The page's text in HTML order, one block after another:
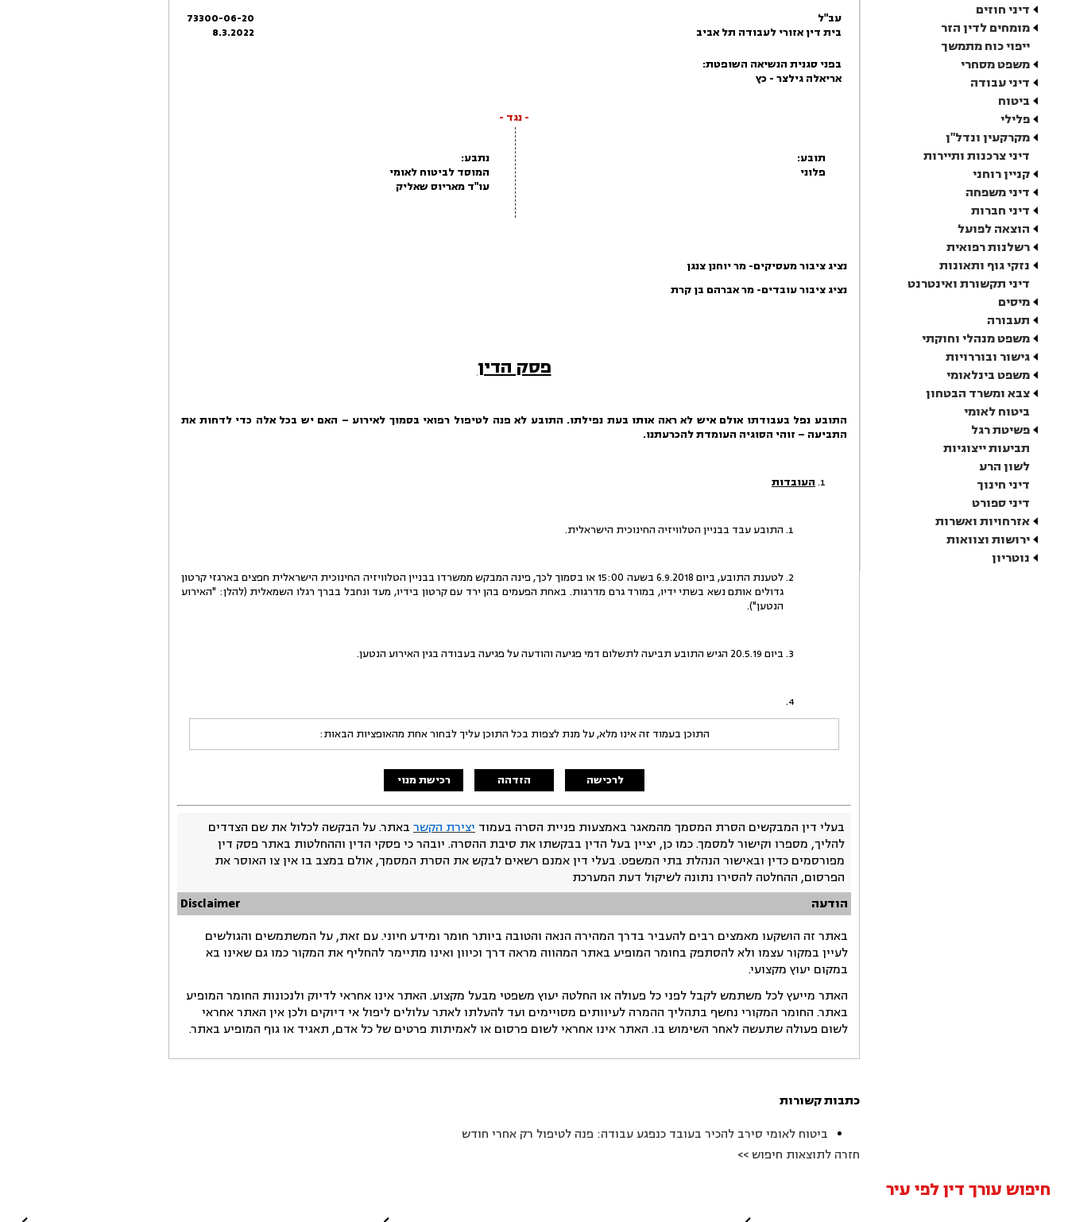
דיני חוזים
מומחים לדין הזר
ייפוי כוח מתמשך
משפט מסחרי
דיני עבודה
ביטוח
פלילי
מקרקעין ונדל"ן
דיני צרכנות ותיירות
קניין רוחני
דיני משפחה
דיני חברות
הוצאה לפועל
רשלנות רפואית
נזקי גוף ותאונות
דיני תקשורת ואינטרנט
מיסים
תעבורה
משפט מנהלי וחוקתי
גישור ובוררויות
משפט בינלאומי
צבא ומשרד הבטחון
ביטוח לאומי
פשיטת רגל
תביעות ייצוגיות
לשון הרע
דיני חינוך
דיני ספורט
אזרחויות ואשרות
ירושות וצוואות
נוטריון
עב"ל
בית דין אזורי לעבודה תל אביב
73300-06-20
8.3.2022
בפני סגנית הנשיאה השופטת:
אריאלה גילצר - כץ
- נגד -
תובע:
פלוני
נתבע:
המוסד לביטוח לאומי
עו"ד מאריוס שאליק
נציג ציבור מעסיקים- מר יוחנן צנגן
נציג ציבור עובדים- מר אברהם בן קרת
פסק הדין
התובע נפל בעבודתו אולם איש לא ראה אותו בעת נפילתו. התובע לא פנה לטיפול רפואי בסמוך לאירוע – האם יש בכל אלה כדי לדחות את
התביעה – זוהי הסוגיה העומדת להכרעתנו.
העובדות
התובע עבד בבניין הטלוויזיה החינוכית הישראלית.
לטענת התובע, ביום 6.9.2018 בשעה 15:00 או בסמוך לכך, פינה המבקש ממשרדו בבניין הטלוויזיה החינוכית הישראלית חפצים בארגזי קרטון
גדולים אותם נשא בשתי ידיו, במורד גרם מדרגות. באחת הפעמים בהן ירד עם קרטון בידיו, מעד ונחבל בברך רגלו השמאלית (להלן: "האירוע
הנטען").
ביום 20.5.19 הגיש התובע תביעה לתשלום דמי פגיעה והודעה על פגיעה בעבודה בגין האירוע הנטען.
התוכן בעמוד זה אינו מלא, על מנת לצפות בכל התוכן עליך לבחור אחת מהאופציות הבאות:
לרכישה הזדהה רכישת מנוי
בעלי דין המבקשים הסרת המסמך מהמאגר באמצעות פניית הסרה בעמוד יצירת הקשר באתר. על הבקשה לכלול את שם הצדדים
להליך, מספרו וקישור למסמך. כמו כן, יציין בעל הדין בבקשתו את סיבת ההסרה. יובהר כי פסקי הדין וההחלטות באתר פסק דין
מפורסמים כדין ובאישור הנהלת בתי המשפט. בעלי דין אמנם רשאים לבקש את הסרת המסמך, אולם במצב בו אין צו האוסר את
הפרסום, ההחלטה להסירו נתונה לשיקול דעת המערכת
הודעה
Disclaimer
באתר זה הושקעו מאמצים רבים להעביר בדרך המהירה הנאה והטובה ביותר חומר ומידע חיוני. עם זאת, על המשתמשים והגולשים
לעיין במקור עצמו ולא להסתפק בחומר המופיע באתר המהווה מראה דרך וכיוון ואינו מתיימר להחליף את המקור כמו גם שאינו בא
במקום יעוץ מקצועי.
האתר מייעץ לכל משתמש לקבל לפני כל פעולה או החלטה יעוץ משפטי מבעל מקצוע. האתר אינו אחראי לדיוק ולנכונות החומר המופיע
באתר. החומר המקורי נחשף בתהליך ההמרה לעיוותים מסויימים ועד להעלתו לאתר עלולים ליפול אי דיוקים ולכן אין האתר אחראי
לשום פעולה שתעשה לאחר השימוש בו. האתר אינו אחראי לשום פרסום או לאמיתות פרטים של כל אדם, תאגיד או גוף המופיע באתר.
כתבות קשורות
ביטוח לאומי סירב להכיר בעובד כנפגע עבודה: פנה לטיפול רק אחרי חודש
חזרה לתוצאות חיפוש >>
חיפוש עורך דין לפי עיר